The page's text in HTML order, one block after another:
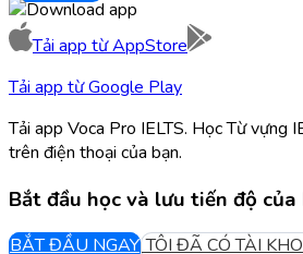
Tải app từAppStore
Tải app từGoogle Play
Tải app Voca Pro IELTS. Học Từ vựng
trên điện thoại của bạn.
Bắt đầu học và lưu tiến độ của
BẮT ĐẦU NGAY TÔI ĐÃ CÓ TÀI